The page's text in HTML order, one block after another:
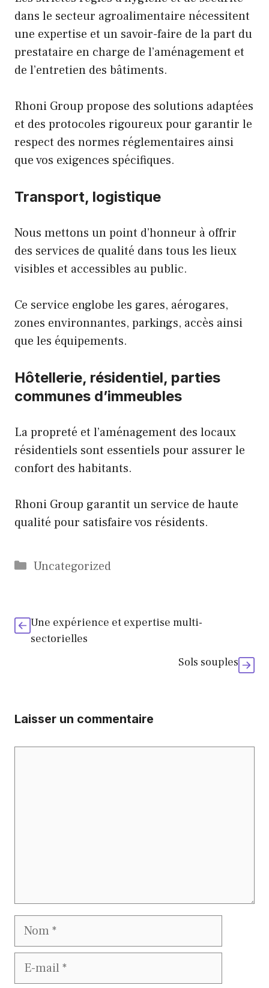
dans le secteur agroalimentaire nécessitent
une expertise et un savoir-faire de la part du
prestataire en charge de l’aménagement et
de l’entretien des bâtiments.
Rhoni Group propose des solutions adaptées
et des protocoles rigoureux pour garantir le
respect des normes réglementaires ainsi
que vos exigences spécifiques.
Transport, logistique
Nous mettons un point d’honneur à offrir
des services de qualité dans tous les lieux
visibles et accessibles au public.
Ce service englobe les gares, aérogares,
zones environnantes, parkings, accès ainsi
que les équipements.
Hôtellerie, résidentiel, parties
communes d’immeubles
La propreté et l’aménagement des locaux
résidentiels sont essentiels pour assurer le
confort des habitants.
Rhoni Group garantit un service de haute
qualité pour satisfaire vos résidents.
Catégories
Uncategorized
Une expérience et expertise multi-
sectorielles
Sols souples
Laisser un commentaire
Nom
E-